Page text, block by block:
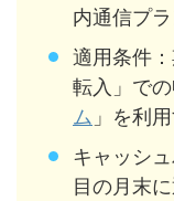
内通信プ
適用条件
転入」で
ム 」を利
キャッシ
目の月末